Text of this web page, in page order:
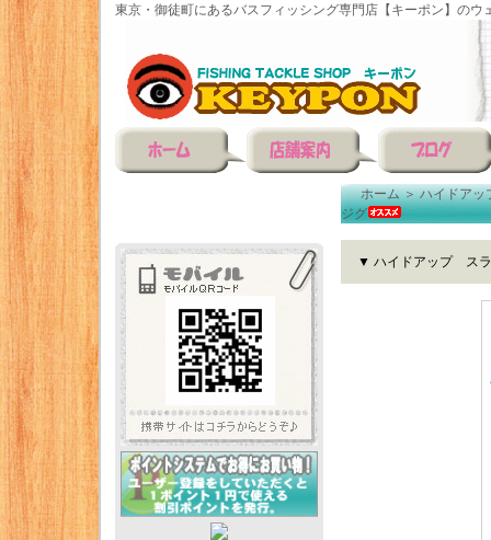
東京・御徒町にあるバスフィッシング専門店【キーポン】のウ
ホーム＞ハイドアッ
ジグ
▼ ハイドアップ スラ